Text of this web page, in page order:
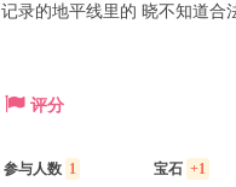
记录的地平线里的 晓不知道合
评分
参与人数 1 宝石 +1